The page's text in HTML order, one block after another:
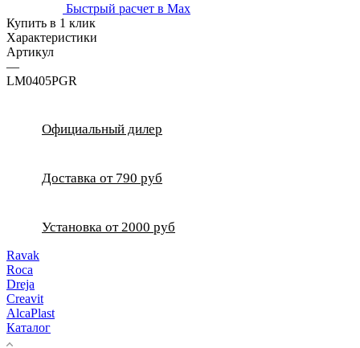
Быстрый расчет в Max
Купить в 1 клик
Характеристики
Артикул
—
LM0405PGR
Официальный дилер
Доставка от 790 руб
Установка от 2000 руб
Ravak
Roca
Dreja
Creavit
AlcaPlast
Каталог